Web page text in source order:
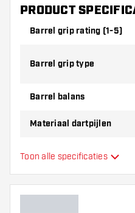
PRODUCT
Barrel grip rating (1-5)
Barrel grip type
Barrel balans
Materiaal dartpijlen
Barrel neus grip
Dart speler
Toon alle specificaties